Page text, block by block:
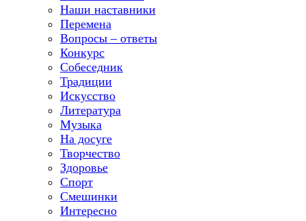
Наши наставники
Перемена
Вопросы – ответы
Конкурс
Собеседник
Традиции
Искусство
Литература
Музыка
На досуге
Творчество
Здоровье
Спорт
Смешинки
Интересно